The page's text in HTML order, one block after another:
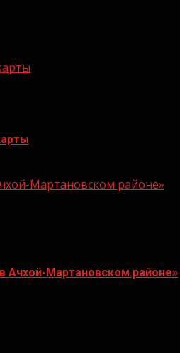
Мартановском районе»
Ачхой-Мартановском районе»